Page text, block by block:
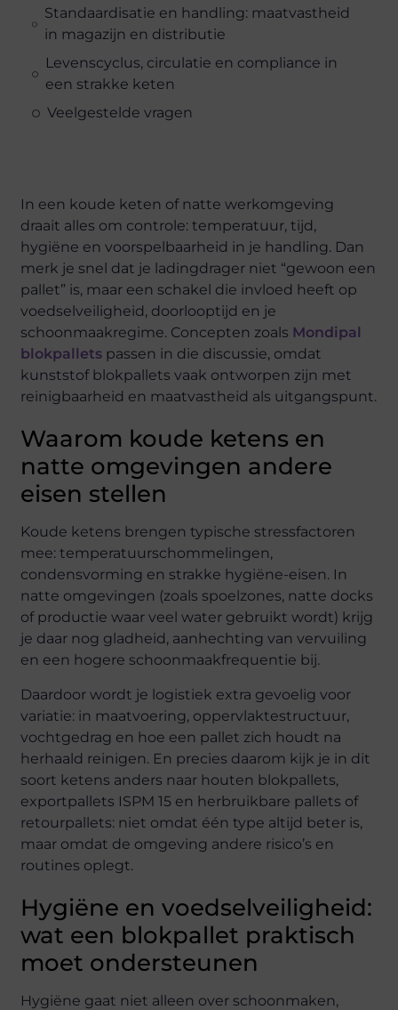
Standaardisatie en handling: maatvastheid
in magazijn en distributie
Levenscyclus, circulatie en compliance in
een strakke keten
Veelgestelde vragen
In een koude keten of natte werkomgeving
draait alles om controle: temperatuur, tijd,
hygiëne en voorspelbaarheid in je handling. Dan
merk je snel dat je ladingdrager niet “gewoon een
pallet” is, maar een schakel die invloed heeft op
voedselveiligheid, doorlooptijd en je
schoonmaakregime. Concepten zoals Mondipal
blokpallets passen in die discussie, omdat
kunststof blokpallets vaak ontworpen zijn met
reinigbaarheid en maatvastheid als uitgangspunt.
Waarom koude ketens en
natte omgevingen andere
eisen stellen
Koude ketens brengen typische stressfactoren
mee: temperatuurschommelingen,
condensvorming en strakke hygiëne-eisen. In
natte omgevingen (zoals spoelzones, natte docks
of productie waar veel water gebruikt wordt) krijg
je daar nog gladheid, aanhechting van vervuiling
en een hogere schoonmaakfrequentie bij.
Daardoor wordt je logistiek extra gevoelig voor
variatie: in maatvoering, oppervlaktestructuur,
vochtgedrag en hoe een pallet zich houdt na
herhaald reinigen. En precies daarom kijk je in dit
soort ketens anders naar houten blokpallets,
exportpallets ISPM 15 en herbruikbare pallets of
retourpallets: niet omdat één type altijd beter is,
maar omdat de omgeving andere risico’s en
routines oplegt.
Hygiëne en voedselveiligheid:
wat een blokpallet praktisch
moet ondersteunen
Hygiëne gaat niet alleen over schoonmaken,